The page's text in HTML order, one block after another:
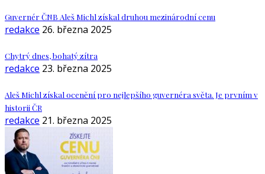
Guvernér ČNB Aleš Michl získal druhou mezinárodní cenu
redakce 26. března 2025
Chytrý dnes, bohatý zítra
redakce 23. března 2025
Aleš Michl získal ocenění pro nejlepšího guvernéra světa. Je prvním v
historii ČR
redakce 21. března 2025